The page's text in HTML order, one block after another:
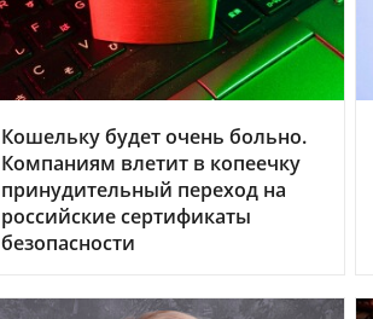
Кошельку будет очень больно.
Компаниям влетит в копеечку
принудительный переход на
российские сертификаты
безопасности